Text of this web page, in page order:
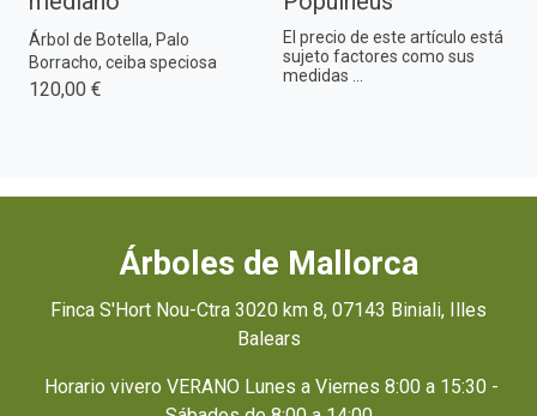
Árbol de Botella, Palo
Borracho, ceiba speciosa
120,00 €
El precio de este artículo está
sujeto factores como sus
medidas ...
Árboles de Mallorca
Finca S'Hort Nou-Ctra 3020 km 8, 07143 Biniali, Illes
Balears
Horario vivero VERANO Lunes a Viernes 8:00 a 15:30 -